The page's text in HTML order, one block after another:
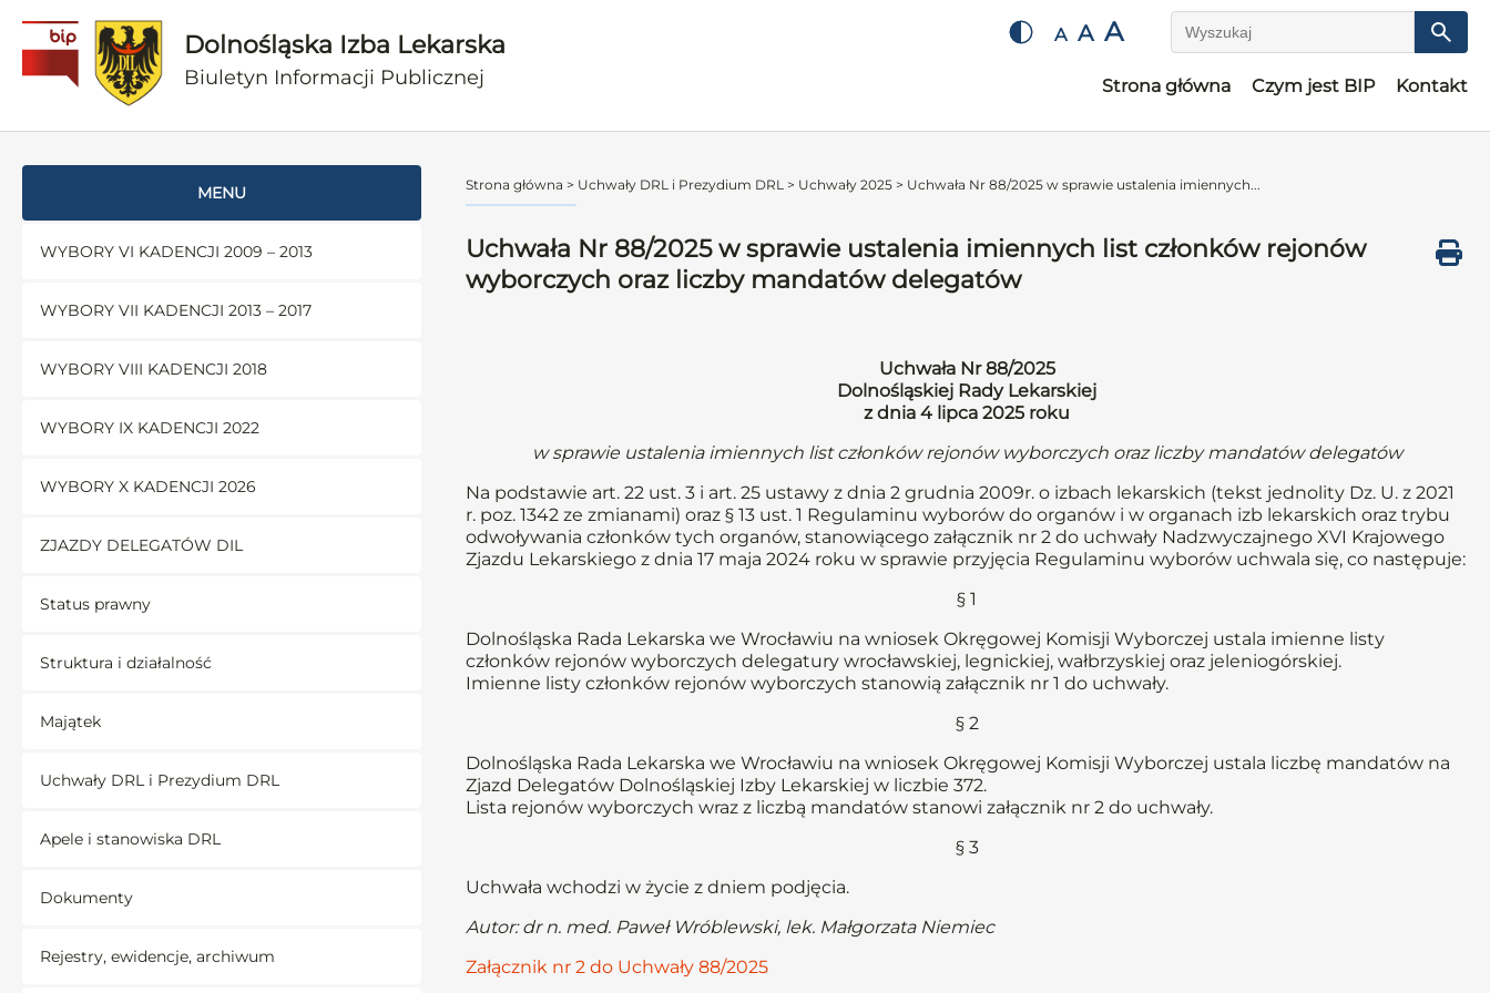
Dolnośląska Izba Lekarska
Biuletyn Informacji Publicznej
A A A Wyszukaj
Strona główna Czym jest BIP Kontakt
MENU
WYBORY VI KADENCJI 2009 – 2013
WYBORY VII KADENCJI 2013 – 2017
WYBORY VIII KADENCJI 2018
WYBORY IX KADENCJI 2022
WYBORY X KADENCJI 2026
ZJAZDY DELEGATÓW DIL
Status prawny
Struktura i działalność
Majątek
Uchwały DRL i Prezydium DRL
Apele i stanowiska DRL
Dokumenty
Rejestry, ewidencje, archiwum
Strona główna > Uchwały DRL i Prezydium DRL > Uchwały 2025 > Uchwała Nr 88/2025 w sprawie ustalenia imiennych...
Uchwała Nr 88/2025 w sprawie ustalenia imiennych list członków rejonów
wyborczych oraz liczby mandatów delegatów
Uchwała Nr 88/2025
Dolnośląskiej Rady Lekarskiej
z dnia 4 lipca 2025 roku
w sprawie ustalenia imiennych list członków rejonów wyborczych oraz liczby mandatów delegatów
Na podstawie art. 22 ust. 3 i art. 25 ustawy z dnia 2 grudnia 2009r. o izbach lekarskich (tekst jednolity Dz. U. z 2021
r. poz. 1342 ze zmianami) oraz § 13 ust. 1 Regulaminu wyborów do organów i w organach izb lekarskich oraz trybu
odwoływania członków tych organów, stanowiącego załącznik nr 2 do uchwały Nadzwyczajnego XVI Krajowego
Zjazdu Lekarskiego z dnia 17 maja 2024 roku w sprawie przyjęcia Regulaminu wyborów uchwala się, co następuje:
§ 1
Dolnośląska Rada Lekarska we Wrocławiu na wniosek Okręgowej Komisji Wyborczej ustala imienne listy
członków rejonów wyborczych delegatury wrocławskiej, legnickiej, wałbrzyskiej oraz jeleniogórskiej.
Imienne listy członków rejonów wyborczych stanowią załącznik nr 1 do uchwały.
§ 2
Dolnośląska Rada Lekarska we Wrocławiu na wniosek Okręgowej Komisji Wyborczej ustala liczbę mandatów na
Zjazd Delegatów Dolnośląskiej Izby Lekarskiej w liczbie 372.
Lista rejonów wyborczych wraz z liczbą mandatów stanowi załącznik nr 2 do uchwały.
§ 3
Uchwała wchodzi w życie z dniem podjęcia.
Autor: dr n. med. Paweł Wróblewski, lek. Małgorzata Niemiec
Załącznik nr 2 do Uchwały 88/2025